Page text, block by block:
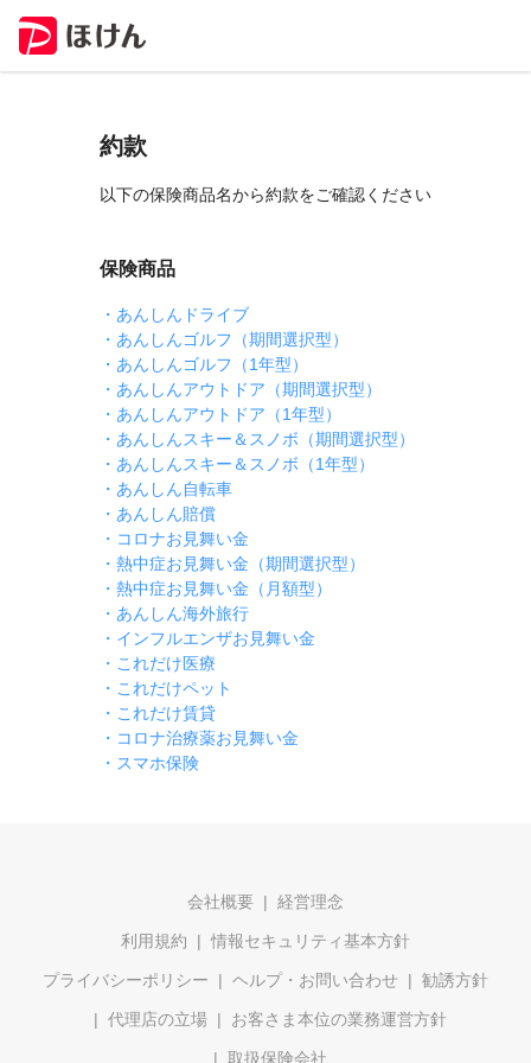
約款
以下の保険商品名から約款をご確認ください
保険商品
・あんしんドライブ
・あんしんゴルフ（期間選択型）
・あんしんゴルフ（1年型）
・あんしんアウトドア（期間選択型）
・あんしんアウトドア（1年型）
・あんしんスキー＆スノボ（期間選択型）
・あんしんスキー＆スノボ（1年型）
・あんしん自転車
・あんしん賠償
・コロナお見舞い金
・熱中症お見舞い金（期間選択型）
・熱中症お見舞い金（月額型）
・あんしん海外旅行
・インフルエンザお見舞い金
・これだけ医療
・これだけペット
・これだけ賃貸
・コロナ治療薬お見舞い金
・スマホ保険
会社概要 経営理念
利用規約 情報セキュリティ基本方針
プライバシーポリシー ヘルプ・お問い合わせ 勧誘方針
代理店の立場 お客さま本位の業務運営方針
取扱保険会社